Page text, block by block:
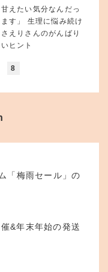
甘えたい気分なんだっ
す」 生理に悩み続け
えりさんのがんばり
ヒント
8
「梅雨セール」の
&年末年始の発送